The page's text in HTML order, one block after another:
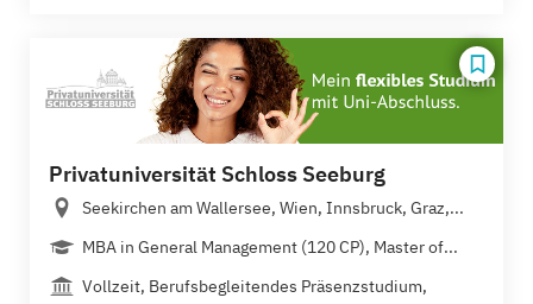
Privatuniversität Schloss Seeburg
Seekirchen am Wallersee, Wien, Innsbruck, Graz,...
MBA in General Management (120 CP), Master of...
Vollzeit, Berufsbegleitendes Präsenzstudium,